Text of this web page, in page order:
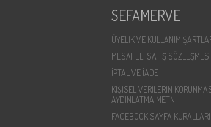
SEFAMERVE
ÜYELIK VE KULLANIM
MESAFELI SATIŞ SÖZLEŞMESI
İPTAL VE İADE
KIŞISEL VERILERIN
AYDINLATMA METNI
FACEBOOK SAYFA KURALLARI